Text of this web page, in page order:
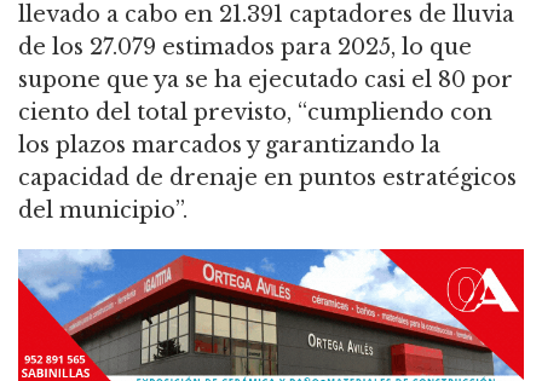
llevado a cabo en 21.391 captadores de lluvia
de los 27.079 estimados para 2025, lo que
supone que ya se ha ejecutado casi el 80 por
ciento del total previsto, “cumpliendo con
los plazos marcados y garantizando la
capacidad de drenaje en puntos estratégicos
del municipio”.